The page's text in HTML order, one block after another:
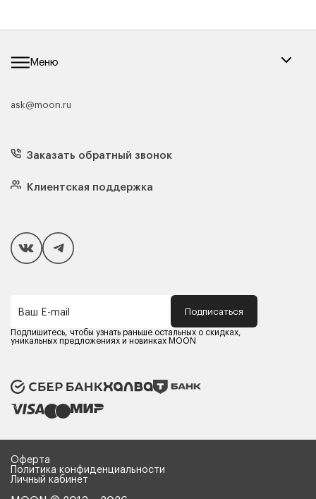
Меню
Каталог мебели
Кресла
Матрасы
Подушки
Чехлы и наматрасники
Покупателям
Способы оплаты
Компания MOON
Оферта
Политика конфиденциальности
Карьера в MOON
ask@moon.ru
Заказать обратный звонок
Клиентская поддержка
Ваш E-mail Подписаться
Подпишитесь, чтобы узнать раньше остальных о скидках,
уникальных предложениях и новинках MOON
Оферта
Политика конфиденциальности
Личный кабинет